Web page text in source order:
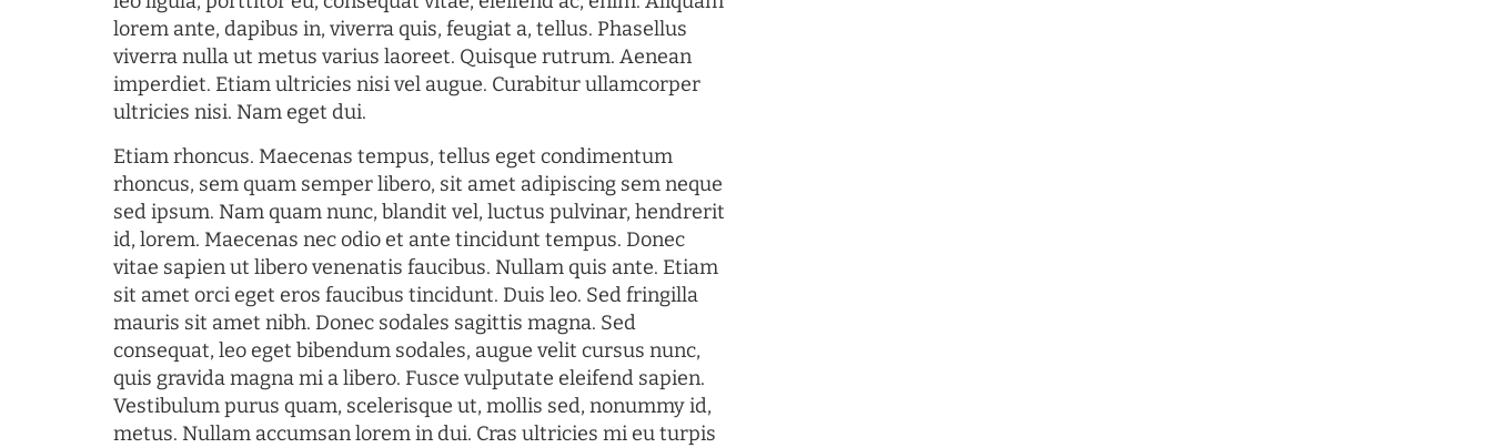
lorem ante, dapibus in, viverra quis, feugiat a, tellus. Phasellus
viverra nulla ut metus varius laoreet. Quisque rutrum. Aenean
imperdiet. Etiam ultricies nisi vel augue. Curabitur ullamcorper
ultricies nisi. Nam eget dui.
Etiam rhoncus. Maecenas tempus, tellus eget condimentum
rhoncus, sem quam semper libero, sit amet adipiscing sem neque
sed ipsum. Nam quam nunc, blandit vel, luctus pulvinar, hendrerit
id, lorem. Maecenas nec odio et ante tincidunt tempus. Donec
vitae sapien ut libero venenatis faucibus. Nullam quis ante. Etiam
sit amet orci eget eros faucibus tincidunt. Duis leo. Sed fringilla
mauris sit amet nibh. Donec sodales sagittis magna. Sed
consequat, leo eget bibendum sodales, augue velit cursus nunc,
quis gravida magna mi a libero. Fusce vulputate eleifend sapien.
Vestibulum purus quam, scelerisque ut, mollis sed, nonummy id,
metus. Nullam accumsan lorem in dui. Cras ultricies mi eu turpis